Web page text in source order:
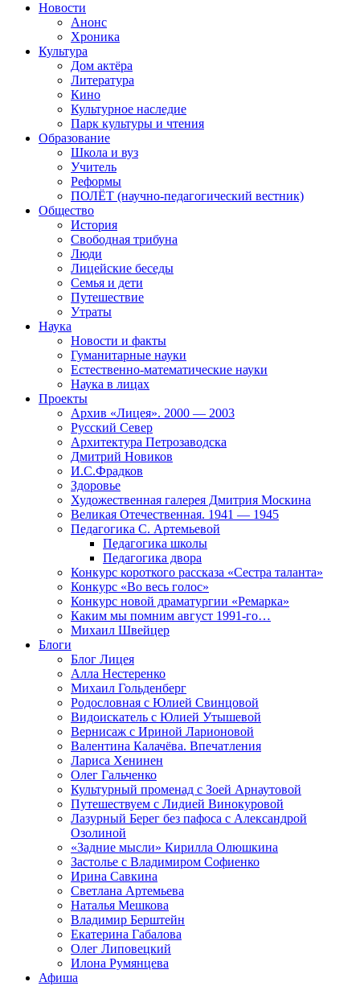
Новости
Анонс
Хроника
Культура
Дом актёра
Литература
Кино
Культурное наследие
Парк культуры и чтения
Образование
Школа и вуз
Учитель
Реформы
ПОЛЁТ (научно-педагогический вестник)
Общество
История
Свободная трибуна
Люди
Лицейские беседы
Семья и дети
Путешествие
Утраты
Наука
Новости и факты
Гуманитарные науки
Естественно-математические науки
Наука в лицах
Проекты
Архив «Лицея». 2000 — 2003
Русский Север
Архитектура Петрозаводска
Дмитрий Новиков
И.С.Фрадков
Здоровье
Художественная галерея Дмитрия Москина
Великая Отечественная. 1941 — 1945
Педагогика С. Артемьевой
Педагогика школы
Педагогика двора
Конкурс короткого рассказа «Сестра таланта»
Конкурс «Во весь голос»
Конкурс новой драматургии «Ремарка»
Каким мы помним август 1991-го…
Михаил Швейцер
Блоги
Блог Лицея
Алла Нестеренко
Михаил Гольденберг
Родословная с Юлией Свинцовой
Видоискатель с Юлией Утышевой
Вернисаж с Ириной Ларионовой
Валентина Калачёва. Впечатления
Лариса Хенинен
Олег Гальченко
Культурный променад с Зоей Арнаутовой
Путешествуем с Лидией Винокуровой
Лазурный Берег без пафоса с Александрой
Озолиной
«Задние мысли» Кирилла Олюшкина
Застолье с Владимиром Софиенко
Ирина Савкина
Светлана Артемьева
Наталья Мешкова
Владимир Берштейн
Екатерина Габалова
Олег Липовецкий
Илона Румянцева
Афиша